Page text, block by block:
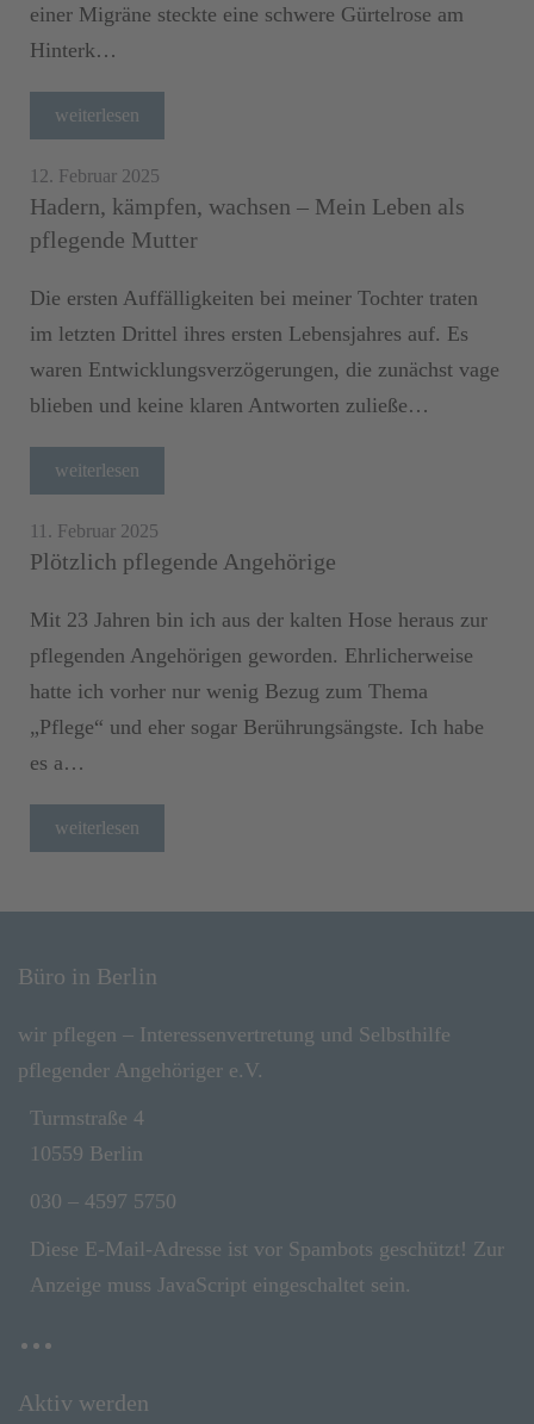
einer Migräne steckte eine schwere Gürtelrose am
Hinterk…
weiterlesen
12. Februar 2025
Hadern, kämpfen, wachsen – Mein Leben als
pflegende Mutter
Die ersten Auffälligkeiten bei meiner Tochter traten
im letzten Drittel ihres ersten Lebensjahres auf. Es
waren Entwicklungsverzögerungen, die zunächst vage
blieben und keine klaren Antworten zuließe…
weiterlesen
11. Februar 2025
Plötzlich pflegende Angehörige
Mit 23 Jahren bin ich aus der kalten Hose heraus zur
pflegenden Angehörigen geworden. Ehrlicherweise
hatte ich vorher nur wenig Bezug zum Thema
„Pflege“ und eher sogar Berührungsängste. Ich habe
es a…
weiterlesen
Büro in Berlin
wir pflegen – Interessenvertretung und Selbsthilfe
pflegender Angehöriger e.V.
Turmstraße 4
10559 Berlin
030 – 4597 5750
Diese E-Mail-Adresse ist vor Spambots geschützt! Zur
Anzeige muss JavaScript eingeschaltet sein.
Aktiv werden